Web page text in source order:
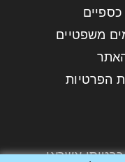
כספיים
משפטיים
הפרטיות
אשראי